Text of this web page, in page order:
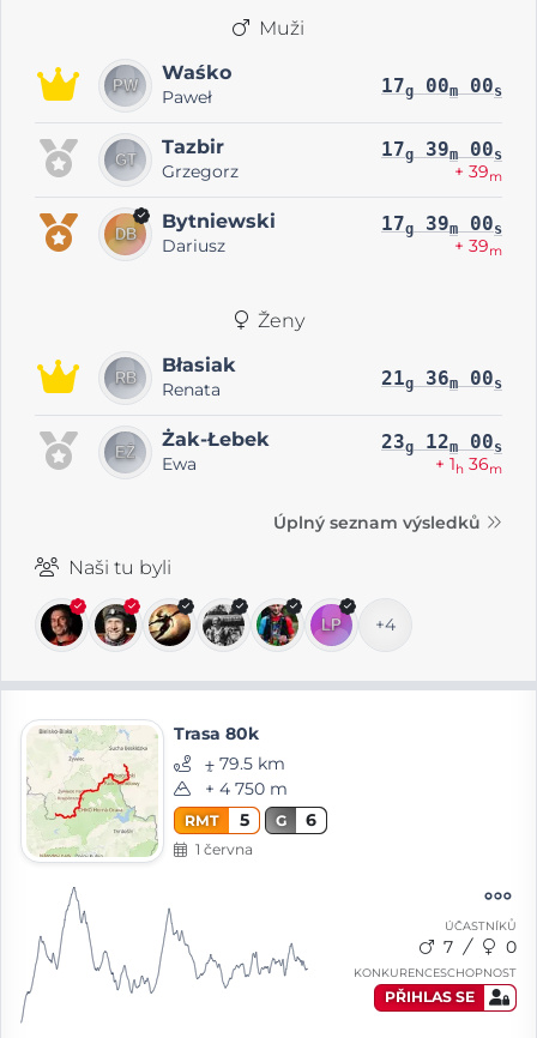
Muži
Waśko
Paweł 17g 00m 00s
Tazbir
Grzegorz
17g 39m 00s
+ 39m
Bytniewski
Dariusz
17g 39m 00s
+ 39m
Ženy
Błasiak
Renata 21g 36m 00s
Żak-Łebek
Ewa
23g 12m 00s
+ 1h 36m
Úplný seznam výsledků
Naši tu byli
+4
Trasa 80k
⨦ 79.5 km
+ 4 750 m
RMT 5 G 6
1 června
ÚČASTNÍKŮ
7 0
KONKURENCESCHOPNOST
PŘIHLAS SE